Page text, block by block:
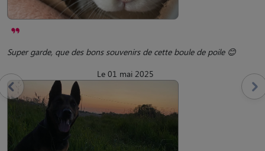
Super garde, que des bons souvenirs de cette boule de poile 😊
Le 01 mai 2025